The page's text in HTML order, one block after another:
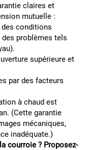
claires et
mutuelle :
des conditions
problèmes tels
supérieure et
par des facteurs
à chaud est
(Cette garantie
mécaniques,
inadéquate.)
courroie ? Proposez-